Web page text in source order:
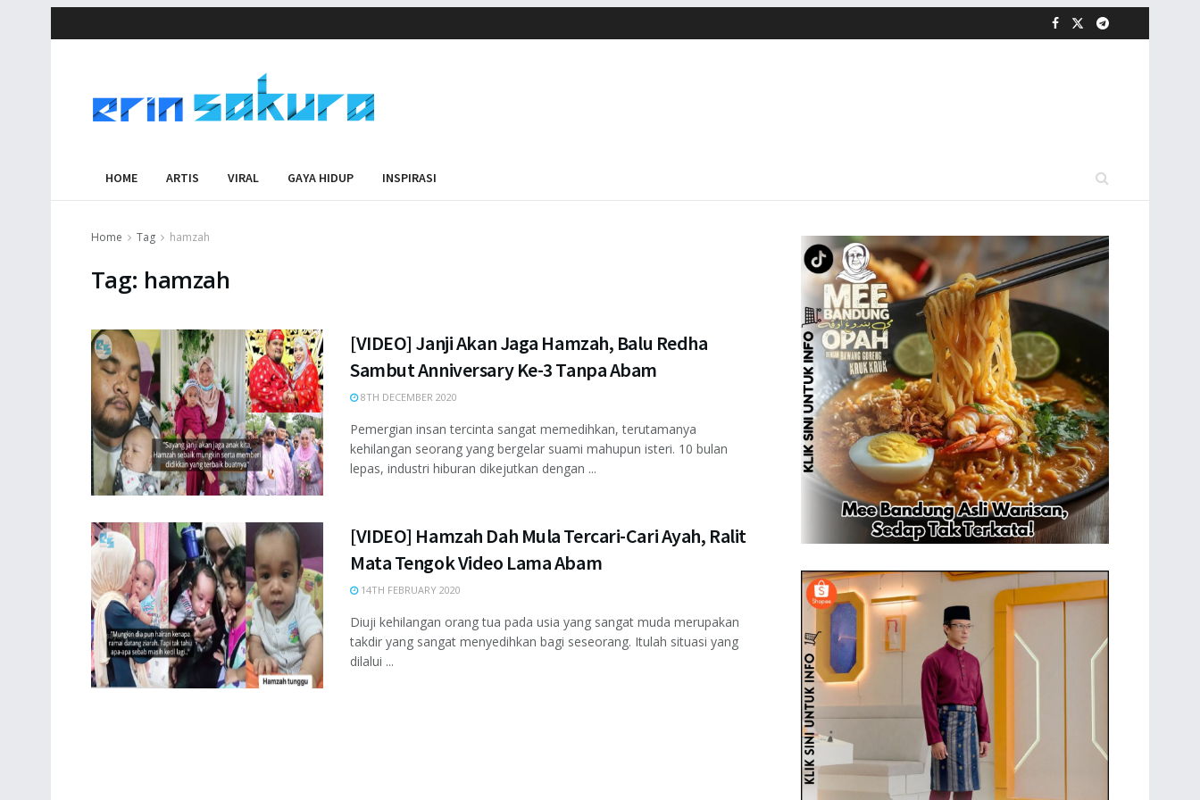
HOME ARTIS VIRAL GAYA HIDUP INSPIRASI
Home Tag hamzah
Tag: hamzah
[VIDEO] Janji Akan Jaga Hamzah, Balu Redha
Sambut Anniversary Ke-3 Tanpa Abam
8TH DECEMBER 2020
Pemergian insan tercinta sangat memedihkan, terutamanya
kehilangan seorang yang bergelar suami mahupun isteri. 10 bulan
lepas, industri hiburan dikejutkan dengan ...
[VIDEO] Hamzah Dah Mula Tercari-Cari Ayah, Ralit
Mata Tengok Video Lama Abam
14TH FEBRUARY 2020
Diuji kehilangan orang tua pada usia yang sangat muda merupakan
takdir yang sangat menyedihkan bagi seseorang. Itulah situasi yang
dilalui ...